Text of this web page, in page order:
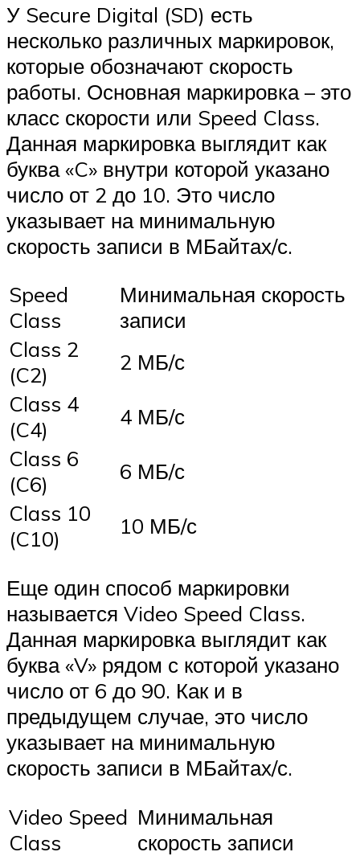
У Secure Digital (SD) есть
несколько различных маркировок,
которые обозначают скорость
работы. Основная маркировка – это
класс скорости или Speed Class.
Данная маркировка выглядит как
буква «C» внутри которой указано
число от 2 до 10. Это число
указывает на минимальную
скорость записи в МБайтах/с.
Speed
Class
Минимальная скорость
записи
Class 2
(C2)
2 МБ/с
Class 4
(C4)
4 МБ/с
Class 6
(C6)
6 МБ/с
Class 10
(C10)
10 МБ/с
Еще один способ маркировки
называется Video Speed Class.
Данная маркировка выглядит как
буква «V» рядом с которой указано
число от 6 до 90. Как и в
предыдущем случае, это число
указывает на минимальную
скорость записи в МБайтах/с.
Video Speed
Class
Минимальная
скорость записи